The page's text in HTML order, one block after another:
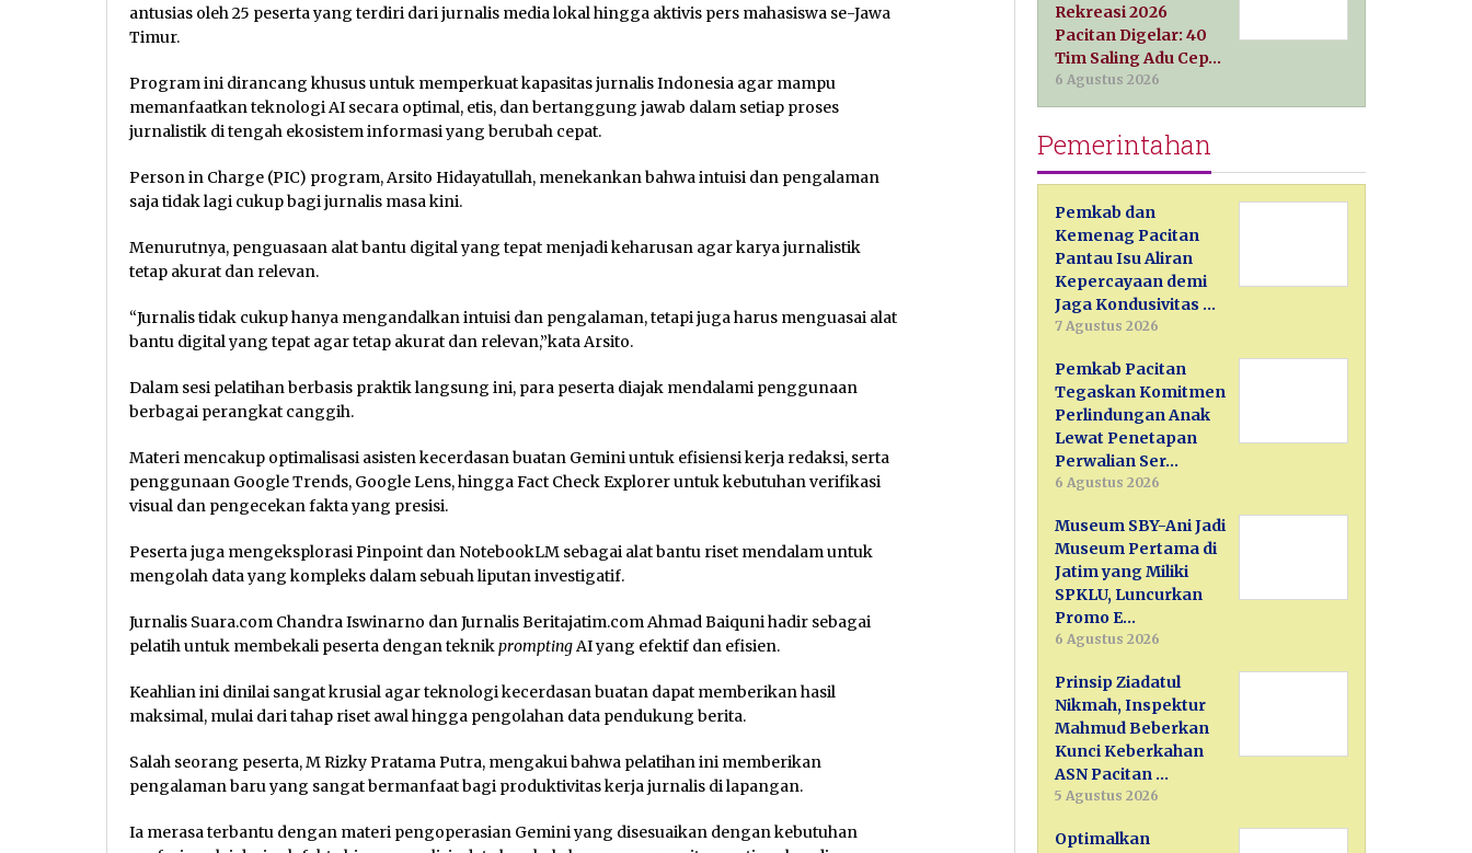
antusias oleh 25 peserta yang terdiri dari jurnalis media lokal hingga aktivis pers mahasiswa se-Jawa
Timur.
Program ini dirancang khusus untuk memperkuat kapasitas jurnalis Indonesia agar mampu
memanfaatkan teknologi AI secara optimal, etis, dan bertanggung jawab dalam setiap proses
jurnalistik di tengah ekosistem informasi yang berubah cepat.
Person in Charge (PIC) program, Arsito Hidayatullah, menekankan bahwa intuisi dan pengalaman
saja tidak lagi cukup bagi jurnalis masa kini.
Menurutnya, penguasaan alat bantu digital yang tepat menjadi keharusan agar karya jurnalistik
tetap akurat dan relevan.
“Jurnalis tidak cukup hanya mengandalkan intuisi dan pengalaman, tetapi juga harus menguasai alat
bantu digital yang tepat agar tetap akurat dan relevan,”kata Arsito.
Dalam sesi pelatihan berbasis praktik langsung ini, para peserta diajak mendalami penggunaan
berbagai perangkat canggih.
Materi mencakup optimalisasi asisten kecerdasan buatan Gemini untuk efisiensi kerja redaksi, serta
penggunaan Google Trends, Google Lens, hingga Fact Check Explorer untuk kebutuhan verifikasi
visual dan pengecekan fakta yang presisi.
Peserta juga mengeksplorasi Pinpoint dan NotebookLM sebagai alat bantu riset mendalam untuk
mengolah data yang kompleks dalam sebuah liputan investigatif.
Jurnalis Suara.com Chandra Iswinarno dan Jurnalis Beritajatim.com Ahmad Baiquni hadir sebagai
pelatih untuk membekali peserta dengan teknikpromptingAI yang efektif dan efisien.
Keahlian ini dinilai sangat krusial agar teknologi kecerdasan buatan dapat memberikan hasil
maksimal, mulai dari tahap riset awal hingga pengolahan data pendukung berita.
Salah seorang peserta, M Rizky Pratama Putra, mengakui bahwa pelatihan ini memberikan
pengalaman baru yang sangat bermanfaat bagi produktivitas kerja jurnalis di lapangan.
Ia merasa terbantu dengan materi pengoperasian Gemini yang disesuaikan dengan kebutuhan
Rekreasi 2026
Pacitan Digelar: 40
Tim Saling Adu Cep…
6 Agustus 2026
Pemerintahan
Pemkab dan
Kemenag Pacitan
Pantau Isu Aliran
Kepercayaan demi
Jaga Kondusivitas …
7 Agustus 2026
Pemkab Pacitan
Tegaskan Komitmen
Perlindungan Anak
Lewat Penetapan
Perwalian Ser…
6 Agustus 2026
Museum SBY-Ani Jadi
Museum Pertama di
Jatim yang Miliki
SPKLU, Luncurkan
Promo E…
6 Agustus 2026
Prinsip Ziadatul
Nikmah, Inspektur
Mahmud Beberkan
Kunci Keberkahan
ASN Pacitan …
5 Agustus 2026
Optimalkan